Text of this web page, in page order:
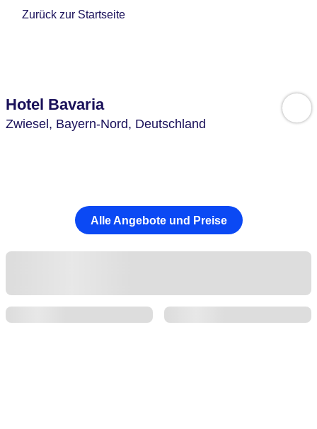
Zurück zur Startseite
Hotel Bavaria
Zwiesel, Bayern-Nord, Deutschland
Alle Angebote und Preise